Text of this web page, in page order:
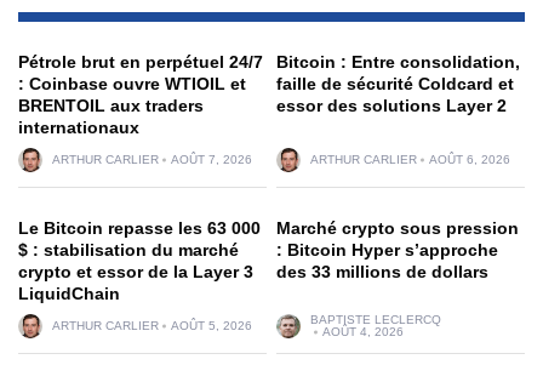
Pétrole brut en perpétuel 24/7
: Coinbase ouvre WTIOIL et
BRENTOIL aux traders
internationaux
ARTHUR CARLIER AOÛT 7, 2026
Bitcoin : Entre consolidation,
faille de sécurité Coldcard et
essor des solutions Layer 2
ARTHUR CARLIER AOÛT 6, 2026
Le Bitcoin repasse les 63 000
$ : stabilisation du marché
crypto et essor de la Layer 3
LiquidChain
ARTHUR CARLIER AOÛT 5, 2026
Marché crypto sous pression
: Bitcoin Hyper s’approche
des 33 millions de dollars
BAPTISTE LECLERCQ
AOÛT 4, 2026